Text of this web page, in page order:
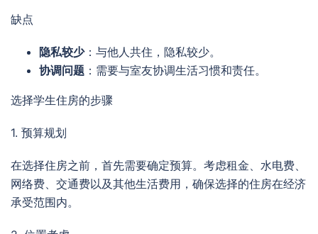
缺点
隐私较少：与他人共住，隐私较少。
协调问题 ：需要与室友协调生活习惯和责任。
选择学生住房的步骤
1. 预算规划
在选择住房之前，首先需要确定预算。考虑租金、水电费、
网络费、交通费以及其他生活费用，确保选择的住房在经济
承受范围内。